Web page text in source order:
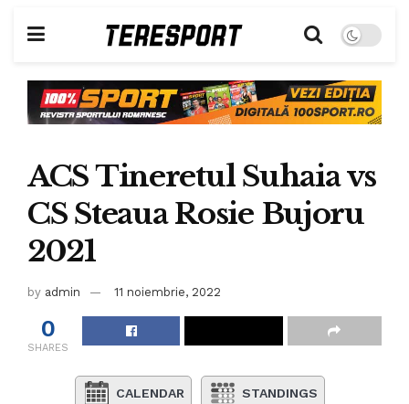
ACS Tineretul Suhaia vs
CS Steaua Rosie Bujoru
2021
by admin 11 noiembrie, 2022
0
SHARES
CALENDAR STANDINGS